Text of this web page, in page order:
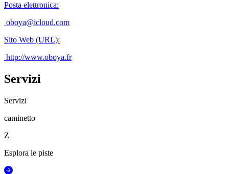
Posta elettronica:
oboya@icloud.com
Sito Web (URL):
http://www.oboya.fr
Servizi
Servizi
caminetto
Z
Esplora le piste